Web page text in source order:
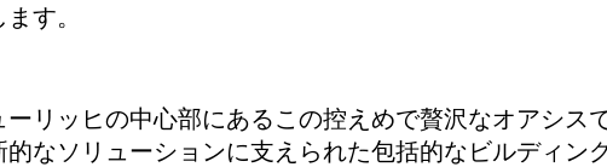
す。
ーリッヒの中心部にあるこの控えめで贅沢なオアシス
的なソリューションに支えられた包括的なビルディン